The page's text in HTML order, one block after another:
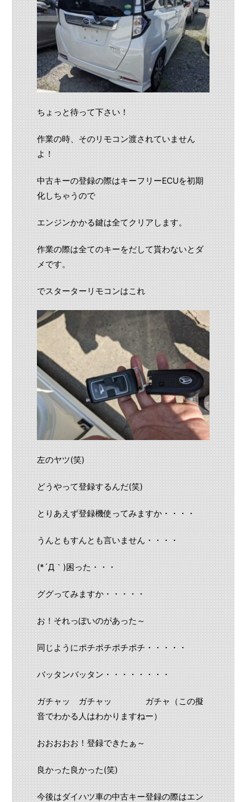
ちょっと待って下さい！
作業の時、そのリモコン渡されていません
よ！
中古キーの登録の際はキーフリーECUを初期
化しちゃうので
エンジンかかる鍵は全てクリアします。
作業の際は全てのキーをだして貰わないとダ
メです。
でスターターリモコンはこれ
左のヤツ(笑)
どうやって登録するんだ(笑)
とりあえず登録機使ってみますか・・・・
うんともすんとも言いません・・・・
(*´Д｀)困った・・・
ググってみますか・・・・・
お！それっぽいのがあった～
同じようにポチポチポチポチ・・・・・
バッタンバッタン・・・・・・・・
ガチャッ ガチャッ ガチャ（この擬
音でわかる人はわかりますねー）
おおおおお！登録できたぁ～
良かった良かった(笑)
今後はダイハツ車の中古キー登録の際はエン